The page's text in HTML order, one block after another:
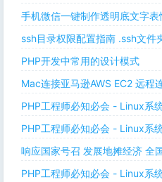
手机微信一键制作透明底文字
ssh目录权限配置指南 .ssh文件
PHP开发中常用的设计模式
Mac连接亚马逊AWS EC2 远程
PHP工程师必知必会 - Linux系
PHP工程师必知必会 - Linux系
响应国家号召 发展地摊经济 全
PHP工程师必知必会 - Linux系